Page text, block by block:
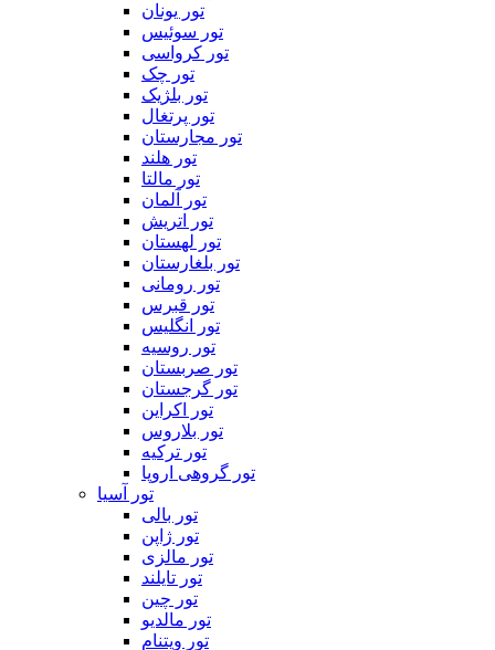
تور یونان
تور سوئیس
تور کرواسی
تور چک
تور بلژیک
تور پرتغال
تور مجارستان
تور هلند
تور مالتا
تور آلمان
تور اتریش
تور لهستان
تور بلغارستان
تور رومانی
تور قبرس
تور انگلیس
تور روسیه
تور صربستان
تور گرجستان
تور اکراین
تور بلاروس
تور ترکیه
تور گروهی اروپا
تور آسیا
تور بالی
تور ژاپن
تور مالزی
تور تایلند
تور چین
تور مالدیو
تور ویتنام